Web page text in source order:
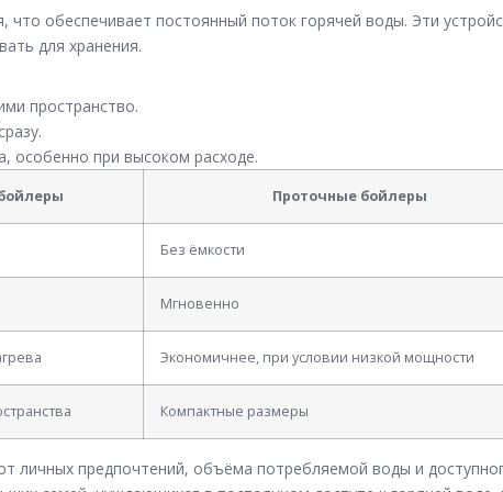
обеспечивает постоянный поток горячей воды. Эти
для хранения.
пространство.
особенно при высоком расходе.
Проточные бойлеры
Без ёмкости
Мгновенно
Экономичнее, при условии низкой мощности
Компактные размеры
предпочтений, объёма потребляемой воды и